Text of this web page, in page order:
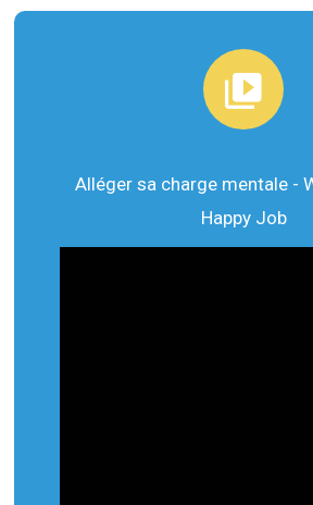
Alléger sa charge mentale -
Happy Job